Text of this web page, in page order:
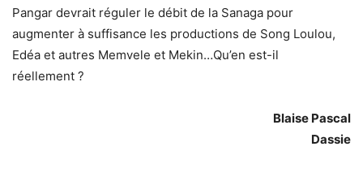
Pangar devrait réguler le débit de la Sanaga pour
augmenter à suffisance les productions de Song Loulou,
Edéa et autres Memvele et Mekin…Qu’en est-il
réellement ?
Blaise Pascal
Dassie